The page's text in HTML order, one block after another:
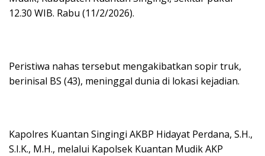
12.30 WIB. Rabu (11/2/2026).
Peristiwa nahas tersebut mengakibatkan sopir truk,
berinisal BS (43), meninggal dunia di lokasi kejadian.
Kapolres Kuantan Singingi AKBP Hidayat Perdana, S.H.,
S.I.K., M.H., melalui Kapolsek Kuantan Mudik AKP